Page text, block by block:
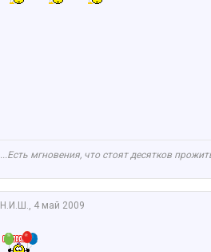
...Есть мгновения, что стоят десятков
Н.И.Ш., 4 май 2009